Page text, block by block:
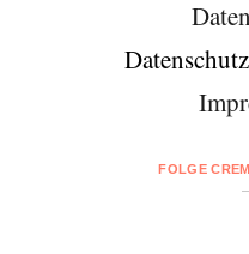
FOLGE